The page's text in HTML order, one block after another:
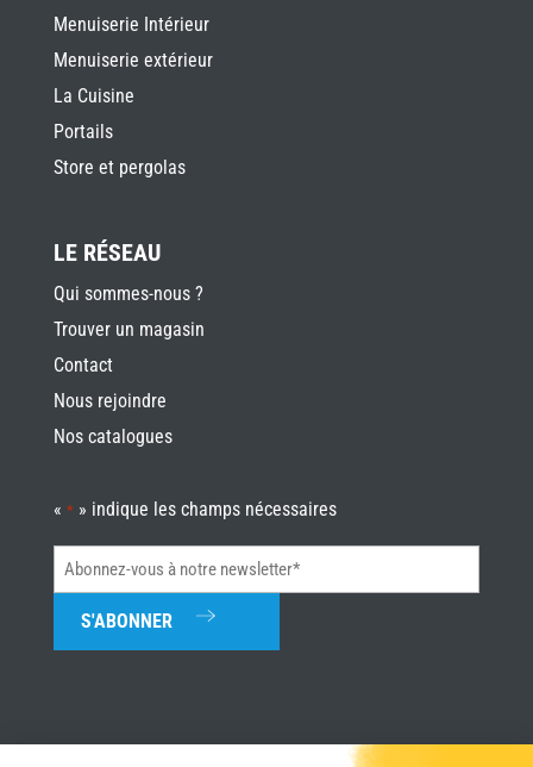
Menuiserie Intérieur
Menuiserie extérieur
La Cuisine
Portails
Store et pergolas
LE RÉSEAU
Qui sommes-nous ?
Trouver un magasin
Contact
Nous rejoindre
Nos catalogues
« * » indique les champs nécessaires
Abonnez-
vous
notre